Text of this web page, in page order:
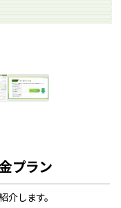
プラン
介します。